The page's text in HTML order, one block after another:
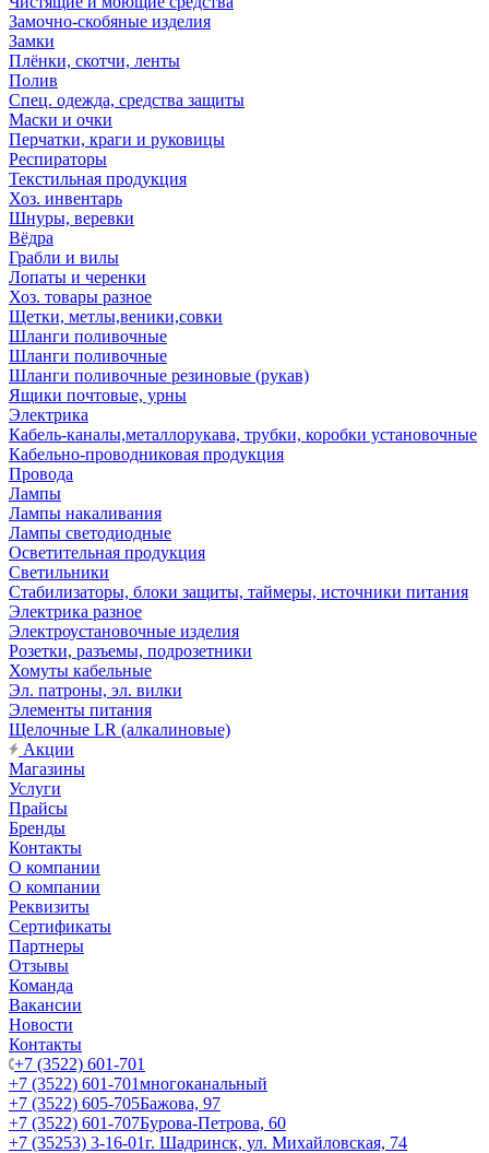
Замочно-скобяные изделия
Замки
Плёнки, скотчи, ленты
Полив
Спец. одежда, средства защиты
Маски и очки
Перчатки, краги и руковицы
Респираторы
Текстильная продукция
Хоз. инвентарь
Шнуры, веревки
Вёдра
Грабли и вилы
Лопаты и черенки
Хоз. товары разное
Щетки, метлы,веники,совки
Шланги поливочные
Шланги поливочные
Шланги поливочные резиновые (рукав)
Ящики почтовые, урны
Электрика
Кабель-каналы,металлорукава, трубки, коробки установочные
Кабельно-проводниковая продукция
Провода
Лампы
Лампы накаливания
Лампы светодиодные
Осветительная продукция
Светильники
Стабилизаторы, блоки защиты, таймеры, источники питания
Электрика разное
Электроустановочные изделия
Розетки, разъемы, подрозетники
Хомуты кабельные
Эл. патроны, эл. вилки
Элементы питания
Щелочные LR (алкалиновые)
Акции
Магазины
Услуги
Прайсы
Бренды
Контакты
О компании
О компании
Реквизиты
Сертификаты
Партнеры
Отзывы
Команда
Вакансии
Новости
Контакты
+7 (3522) 601-701
+7 (3522) 601-701многоканальный
+7 (3522) 605-705Бажова, 97
+7 (3522) 601-707Бурова-Петрова, 60
+7 (35253) 3-16-01г. Шадринск, ул. Михайловская, 74